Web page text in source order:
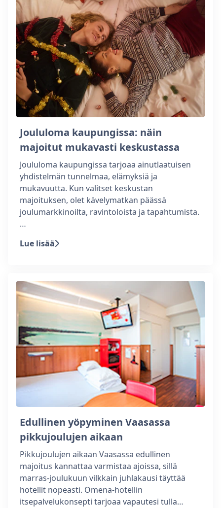
Joululoma kaupungissa: näin
majoitut mukavasti keskustassa
Joululoma kaupungissa tarjoaa ainutlaatuisen
yhdistelmän tunnelmaa, elämyksiä ja
mukavuutta. Kun valitset keskustan
majoituksen, olet kävelymatkan päässä
joulumarkkinoilta, ravintoloista ja tapahtumista.
…
Lue lisää
Edullinen yöpyminen Vaasassa
pikkujoulujen aikaan
Pikkujoulujen aikaan Vaasassa edullinen
majoitus kannattaa varmistaa ajoissa, sillä
marras-joulukuun vilkkain juhlakausi täyttää
hotellit nopeasti. Omena-hotellin
itsepalvelukonsepti tarjoaa vapautesi tulla…